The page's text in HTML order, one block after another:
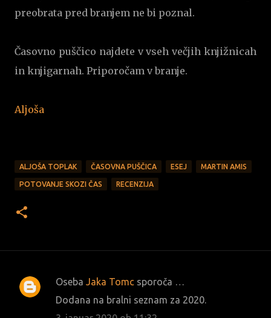
preobrata pred branjem ne bi poznal.
Časovno puščico najdete v vseh večjih knjižnicah
in knjigarnah. Priporočam v branje.
Aljoša
ALJOŠA TOPLAK ČASOVNA PUŠČICA ESEJ MARTIN AMIS
POTOVANJE SKOZI ČAS RECENZIJA
K
Oseba Jaka Tomc sporoča …
Dodana na bralni seznam za 2020.